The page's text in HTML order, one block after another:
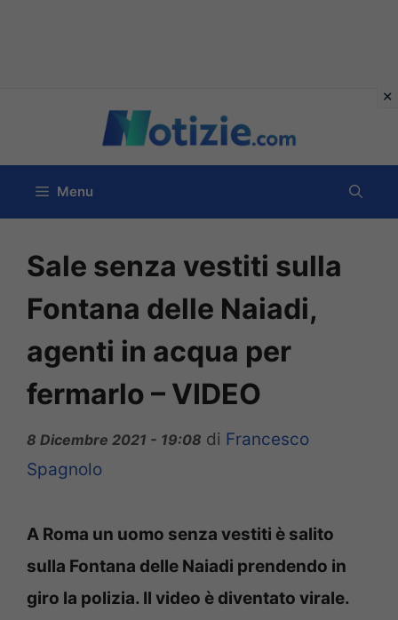
contenuto
Menu
Sale senza vestiti sulla
Fontana delle Naiadi,
agenti in acqua per
fermarlo – VIDEO
8 Dicembre 2021 - 19:08 di Francesco
Spagnolo
A Roma un uomo senza vestiti è salito
sulla Fontana delle Naiadi prendendo in
giro la polizia. Il video è diventato virale.